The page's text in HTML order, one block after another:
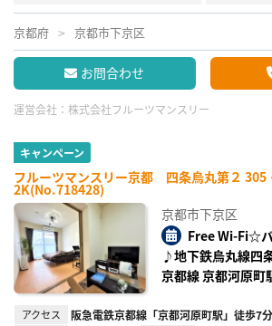
京都府 京都市下京区
お問合わせ
運営会社： 株式会社フルーツマンスリー
キャンペーン
フルーツマンスリー京都 四条烏丸第２ 305
2K(No.718428)
京都市下京区
Free Wi-Fi☆
♪地下鉄烏丸線四
京都線 京都河原
アクセス 阪急電鉄京都線「京都河原町駅」徒歩7分